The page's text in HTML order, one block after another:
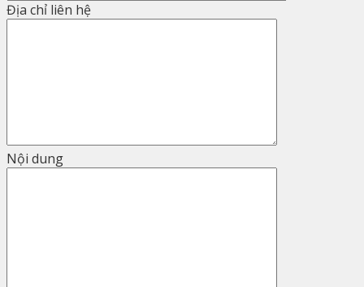
Địa chỉ liên hệ
Nội dung